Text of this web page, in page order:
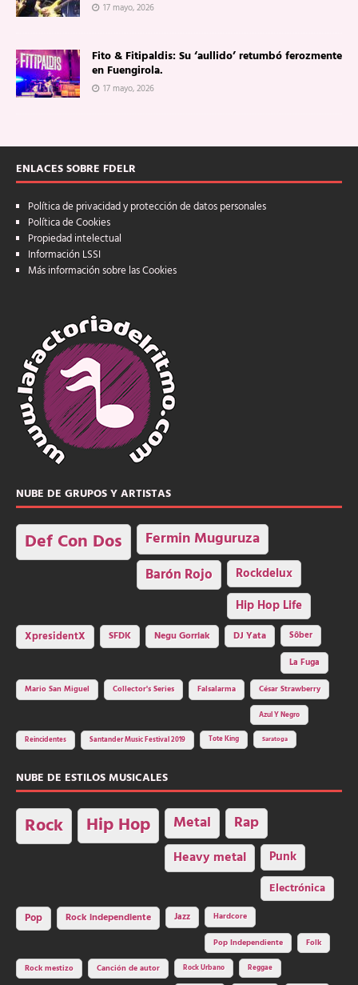
17 mayo, 2026
Fito & Fitipaldis: Su ‘aullido’ retumbó ferozmente
en Fuengirola.
17 mayo, 2026
ENLACES SOBRE FDELR
Política de privacidad y protección de datos personales
Política de Cookies
Propiedad intelectual
Información LSSI
Más información sobre las Cookies
NUBE DE GRUPOS Y ARTISTAS
Def Con Dos Fermin Muguruza
Barón Rojo Rockdelux
Hip Hop Life
XpresidentX SFDK Negu Gorriak DJ Yata
Sôber
La Fuga
Mario San Miguel
Collector's Series Falsalarma César Strawberry
Azul Y Negro
Reincidentes Santander Music Festival 2019 Tote King Saratoga
NUBE DE ESTILOS MUSICALES
Rock Hip Hop Metal Rap
Heavy metal Punk
Electrónica
Pop Rock independiente Jazz Hardcore
Pop Independiente Folk
Rock mestizo Canción de autor Rock Urbano Reggae